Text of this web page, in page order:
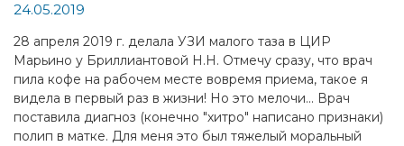
24.05.2019
28 апреля 2019 г. делала УЗИ малого таза в ЦИР
Марьино у Бриллиантовой Н.Н. Отмечу сразу, что врач
пила кофе на рабочем месте вовремя приема, такое я
видела в первый раз в жизни! Но это мелочи... Врач
поставила диагноз (конечно "хитро" написано признаки)
полип в матке. Для меня это был тяжелый моральный